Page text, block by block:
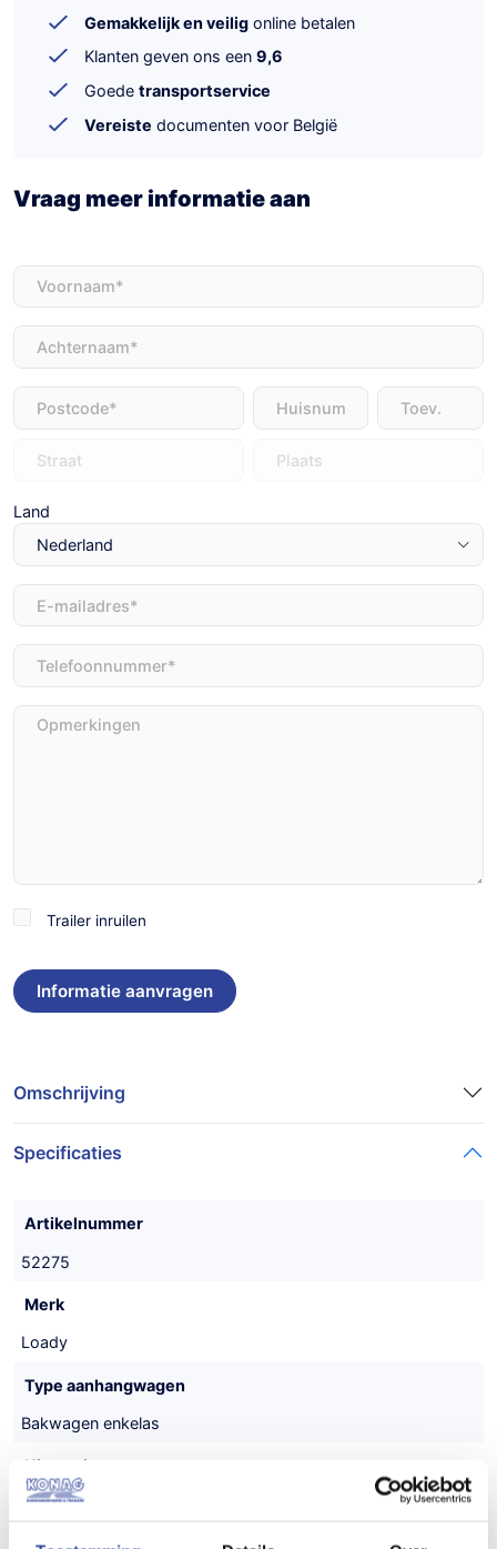
Gemakkelijk en veilig online betalen
Klanten geven ons een 9,6
Goede transportservice
Vereiste documenten voor België
Vraag meer informatie aan
Voornaam (Vereist)
Achternaam
Adres
Land
E-
mailadres(Vereist)
Telefoon
Opmerkingen
TrailerTrailer inruilen
Omschrijving
Specificaties
Artikelnummer
52275
Merk
Loady
Type aanhangwagen
Bakwagen enkelas
Uitvoering
Enkelasser